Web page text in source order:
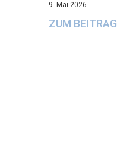
9. Mai 2026
ZUM BEITRAG